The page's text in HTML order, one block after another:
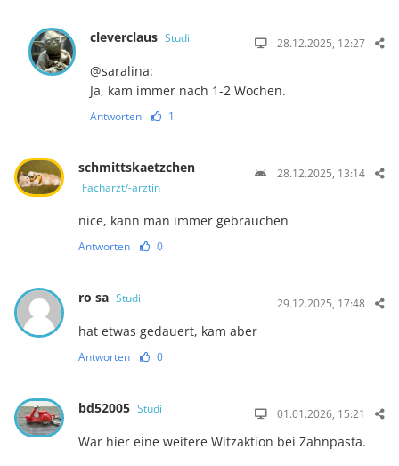
cleverclaus Studi 28.12.2025, 12:27
@saralina:
Ja, kam immer nach 1-2 Wochen.
Antworten 1
schmittskaetzchen
Facharzt/-ärztin
28.12.2025, 13:14
nice, kann man immer gebrauchen
Antworten 0
ro sa Studi 29.12.2025, 17:48
hat etwas gedauert, kam aber
Antworten 0
bd52005 Studi 01.01.2026, 15:21
War hier eine weitere Witzaktion bei Zahnpasta.